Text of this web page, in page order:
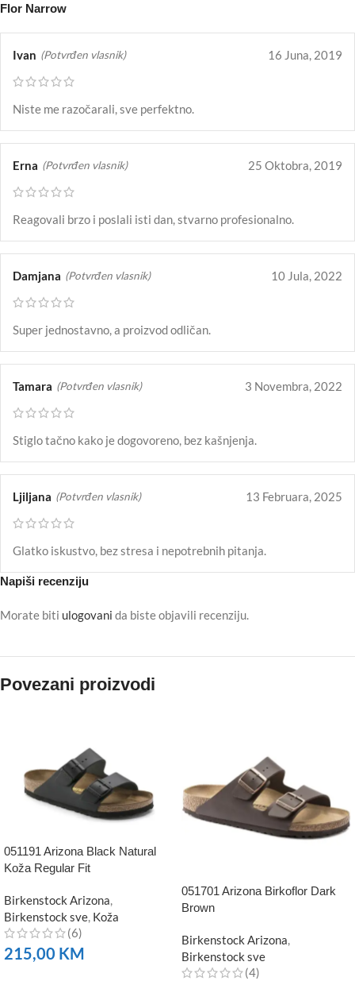
Flor Narrow
Ivan (Potvrđen vlasnik) 16 Juna, 2019
Niste me razočarali, sve perfektno.
Erna (Potvrđen vlasnik) 25 Oktobra, 2019
Reagovali brzo i poslali isti dan, stvarno profesionalno.
Damjana (Potvrđen vlasnik) 10 Jula, 2022
Super jednostavno, a proizvod odličan.
Tamara (Potvrđen vlasnik) 3 Novembra, 2022
Stiglo tačno kako je dogovoreno, bez kašnjenja.
Ljiljana (Potvrđen vlasnik) 13 Februara, 2025
Glatko iskustvo, bez stresa i nepotrebnih pitanja.
Napiši recenziju
Morate biti ulogovani da biste objavili recenziju.
Povezani proizvodi
051191 Arizona Black Natural
Koža Regular Fit
Birkenstock Arizona,
Birkenstock sve, Koža
(6)
215,00 KM
051701 Arizona Birkoflor Dark
Brown
Birkenstock Arizona,
Birkenstock sve
(4)